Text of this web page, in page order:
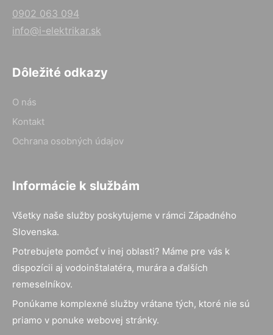
0902 063 094
info@i-elektrikar.sk
Dôležité odkazy
O nás
Kontakt
Ochrana osobných údajov
Informácie k službám
Všetky naše služby poskytujeme v rámci Západného
Slovenska.
Potrebujete pomôcť v inej oblasti? Máme pre vás k
dispozícii aj vodoinštalatéra, murára a ďalších
remeselníkov.
Ponúkame komplexné služby vrátane tých, ktoré nie sú
priamo v ponuke webovej stránky.